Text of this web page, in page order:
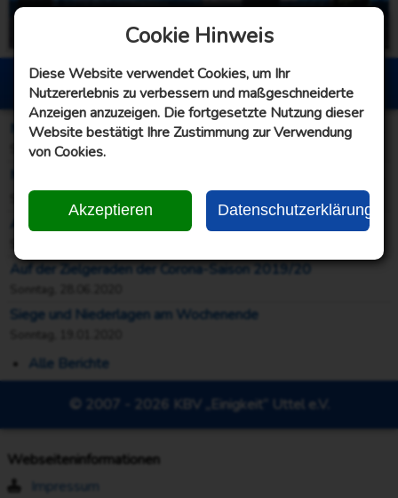
Cookie Hinweis
Diese Website verwendet Cookies, um Ihr
Nutzererlebnis zu verbessern und maßgeschneiderte
Anzeigen anzuzeigen. Die fortgesetzte Nutzung dieser
Website bestätigt Ihre Zustimmung zur Verwendung
von Cookies.
Akzeptieren Datenschutzerklärung
Berichte Bosselwoche
Sonntag, 04.10.2020
Sonntag, 27.09.2020
Ausgeglichener Start der Frauen in die Saison 2020/21
Auf der Zielgeraden der Corona-Saison 2019/20
Siege und Niederlagen am Wochenende
Alle Berichte
© 2007 - 2026 KBV „Einigkeit“ Uttel e.V.
Webseiteninformationen
Impressum